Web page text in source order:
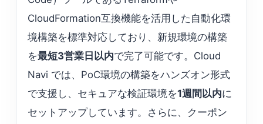
CloudFormation互換機能を活用した自動化環
境構築を標準対応しており、新規環境の構築
を最短3営業日以内で完了可能です。Cloud
Navi では、PoC環境の構築をハンズオン形式
で支援し、セキュアな検証環境を1週間以内に
セットアップしています。さらに、クーポン